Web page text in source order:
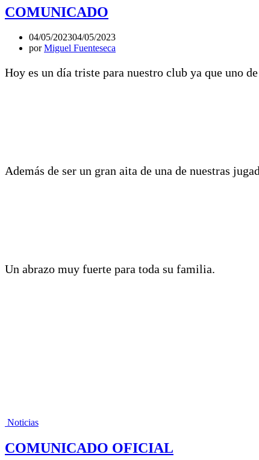
COMUNICADO
04/05/202304/05/2023
porMiguel Fuenteseca
Hoy es un día triste para nuestro club ya que uno
Además de ser un gran aita de una de nuestras
Un abrazo muy fuerte para toda su familia.
Noticias
COMUNICADO OFICIAL